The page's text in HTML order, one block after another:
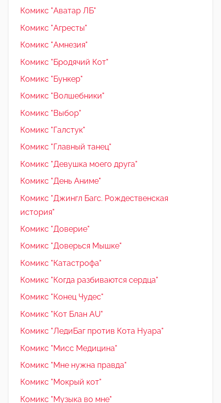
Комикс "Аватар ЛБ"
Комикс "Агресты"
Комикс "Амнезия"
Комикс "Бродячий Кот"
Комикс "Бункер"
Комикс "Волшебники"
Комикс "Выбор"
Комикс "Галстук"
Комикс "Главный танец"
Комикс "Девушка моего друга"
Комикс "День Аниме"
Комикс "Джингл Багс. Рождественская
история"
Комикс "Доверие"
Комикс "Доверься Мышке"
Комикс "Катастрофа"
Комикс "Когда разбиваются сердца"
Комикс "Конец Чудес"
Комикс "Кот Блан AU"
Комикс "ЛедиБаг против Кота Нуара"
Комикс "Мисс Медицина"
Комикс "Мне нужна правда"
Комикс "Мокрый кот"
Комикс "Музыка во мне"